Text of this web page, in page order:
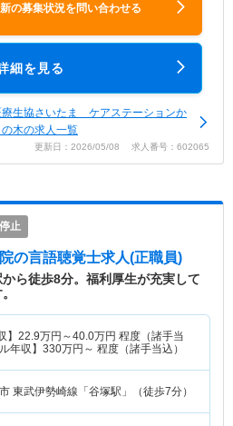
の募集状況を問い合わせる
細を見る
療生協さいたま ケアステーションか
の木の求人一覧
更新日：2026/05/08 求人番号：602065
止
の言語聴覚士求人(正職員)
から徒歩8分。福利厚生が充実して
】 22.9万円～40.0万円 程度（諸手当
年収】 330万円～ 程度（諸手当込）
東武伊勢崎線「谷塚駅」（徒歩7分）